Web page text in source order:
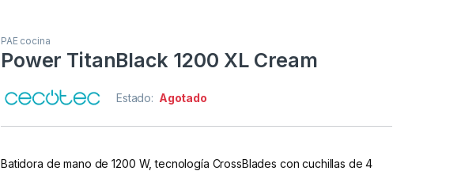
PAE cocina
Power TitanBlack 1200 XL Cream
Estado: Agotado
Batidora de mano de 1200 W, tecnología CrossBlades con cuchillas de 4